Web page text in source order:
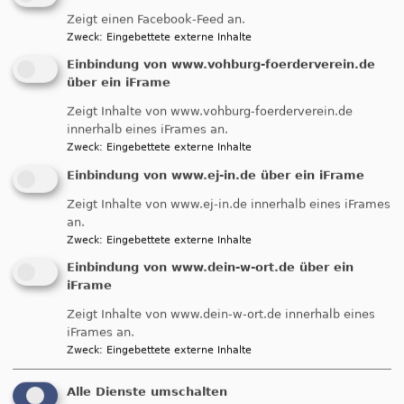
Steffen Lutʒ, Prädikant in unserer Gemeinde bis zum
Januar 2026
Prädikant Steffen Lutʒ (in der Gemeinde
aktiv bis Januar 2026)
" ... wenn Sie darüber mehr wissen wollen, fragen
sie am besten nachher unseren Praktikanten am
Abkündigungen. Und nach meinem ersten
selbständig geleiteten Gottesdienst war denn auch
gleich die Frage gekommen: "Herr Pfarrer, würden
sie da vor dem Portal ein Fotos von uns machen?"
Es ist aber auch ein schwieriges Wort: "Prädikant".
Undsoanders als der Talar des Pfarrers sieht
unserer ja nun auch nicht aus ...
Evangelische sind besonders stolz auf das
"Allgemeine Priestertum aller Getauften". Deshalb
Zeigt einen Facebook-Feed an.
Zweck: Eingebettete externe Inhalte
Einbindung von www.vohburg-foerderverein.de
über ein iFrame
Zeigt Inhalte von www.vohburg-foerderverein.de
innerhalb eines iFrames an.
Zweck: Eingebettete externe Inhalte
Einbindung von www.ej-in.de über ein iFrame
Zeigt Inhalte von www.ej-in.de innerhalb eines iFrames
an.
Zweck: Eingebettete externe Inhalte
Einbindung von www.dein-w-ort.de über ein
iFrame
Zeigt Inhalte von www.dein-w-ort.de innerhalb eines
iFrames an.
Zweck: Eingebettete externe Inhalte
Alle Dienste umschalten